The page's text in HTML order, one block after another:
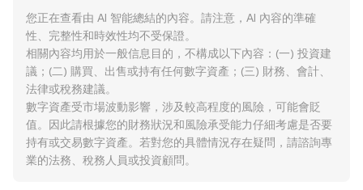
您正在查看由 AI 智能總結的內容。請注意，AI 內容的準確
性、完整性和時效性均不受保證。
相關內容均用於一般信息目的，不構成以下內容：(一) 投資建
議；(二) 購買、出售或持有任何數字資產；(三) 財務、會計、
法律或稅務建議。
數字資產受市場波動影響，涉及較高程度的風險，可能會貶
值。因此請根據您的財務狀況和風險承受能力仔細考慮是否要
持有或交易數字資產。若對您的具體情況存在疑問，請諮詢專
業的法務、稅務人員或投資顧問。